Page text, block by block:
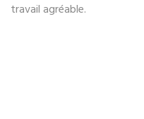
travail agréable.